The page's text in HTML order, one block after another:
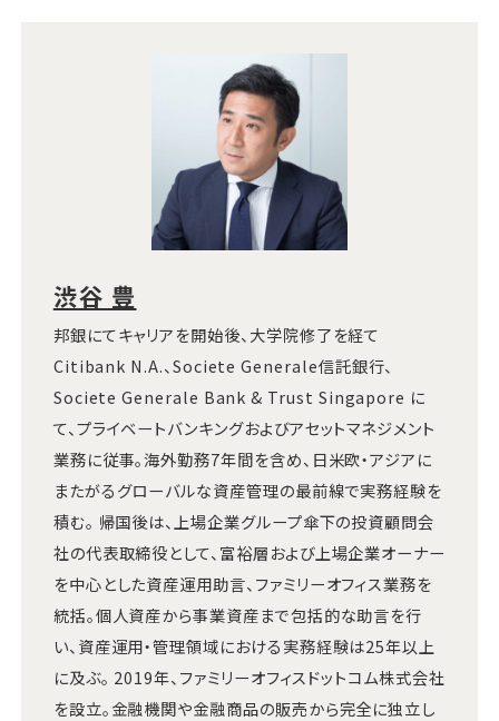
渋谷 豊
邦銀にてキャリアを開始後、大学院修了を経て
Citibank N.A.、Societe Generale信託銀行、
Societe Generale Bank & Trust Singapore に
て、プライベートバンキングおよびアセットマネジメント
業務に従事。海外勤務7年間を含め、日米欧・アジアに
またがるグローバルな資産管理の最前線で実務経験を
積む。 帰国後は、上場企業グループ傘下の投資顧問会
社の代表取締役として、富裕層および上場企業オーナー
を中心とした資産運用助言、ファミリーオフィス業務を
統括。個人資産から事業資産まで包括的な助言を行
い、資産運用・管理領域における実務経験は25年以上
に及ぶ。 2019年、ファミリーオフィスドットコム株式会社
を設立。金融機関や金融商品の販売から完全に独立し